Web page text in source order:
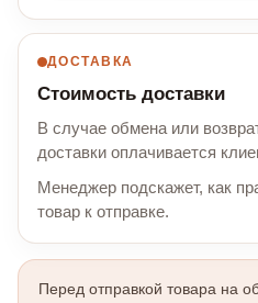
ДОСТАВКА
Стоимость доставки
В случае обмена или
доставки оплачивается
Менеджер подскажет, как
товар к отправке.
Перед отправкой товара на